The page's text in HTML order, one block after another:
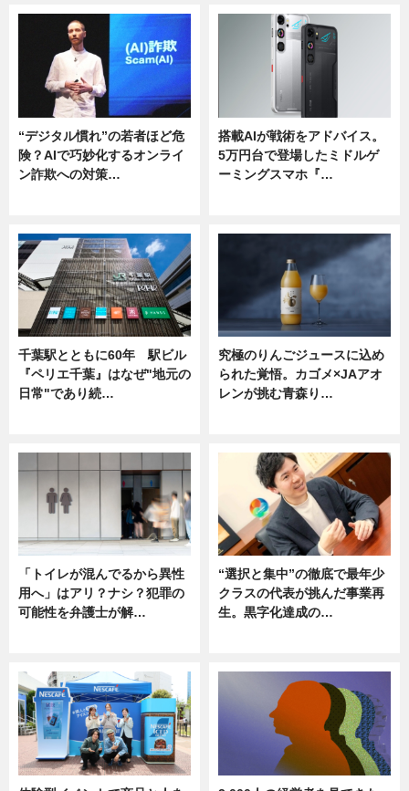
“デジタル慣れ”の若者ほど危
険？AIで巧妙化するオンライ
ン詐欺への対策…
搭載AIが戦術をアドバイス。
5万円台で登場したミドルゲ
ーミングスマホ『…
千葉駅とともに60年 駅ビル
『ペリエ千葉』はなぜ"地元の
日常"であり続…
究極のりんごジュースに込め
られた覚悟。カゴメ×JAアオ
レンが挑む青森り…
「トイレが混んでるから異性
用へ」はアリ？ナシ？犯罪の
可能性を弁護士が解…
“選択と集中”の徹底で最年少
クラスの代表が挑んだ事業再
生。黒字化達成の…